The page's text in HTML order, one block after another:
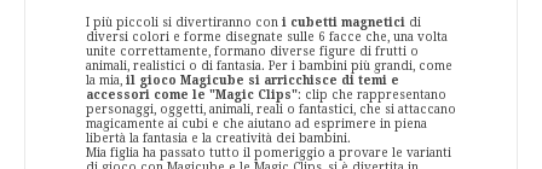
I più piccoli si divertiranno con i cubetti magnetici di
diversi colori e forme disegnate sulle 6 facce che, una volta
unite correttamente, formano diverse figure di frutti o
animali, realistici o di fantasia. Per i bambini più grandi, come
la mia, il gioco Magicube si arricchisce di temi e
accessori come le "Magic Clips": clip che rappresentano
personaggi, oggetti, animali, reali o fantastici, che si attaccano
magicamente ai cubi e che aiutano ad esprimere in piena
libertà la fantasia e la creatività dei bambini.
Mia figlia ha passato tutto il pomeriggio a provare le varianti